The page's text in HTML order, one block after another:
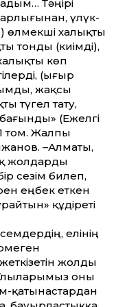
Тәңірі
үлүк-
өлмекші халықты
тонды (киімді),
көп
(ығыр
жақсы
түгел тату,
(Ежелгі
том. Жалпы
–Алматы,
жолдарды
сезім билеп,
еңбек еткен
құдіреті
елінің
жолды
оны
қатынастардан